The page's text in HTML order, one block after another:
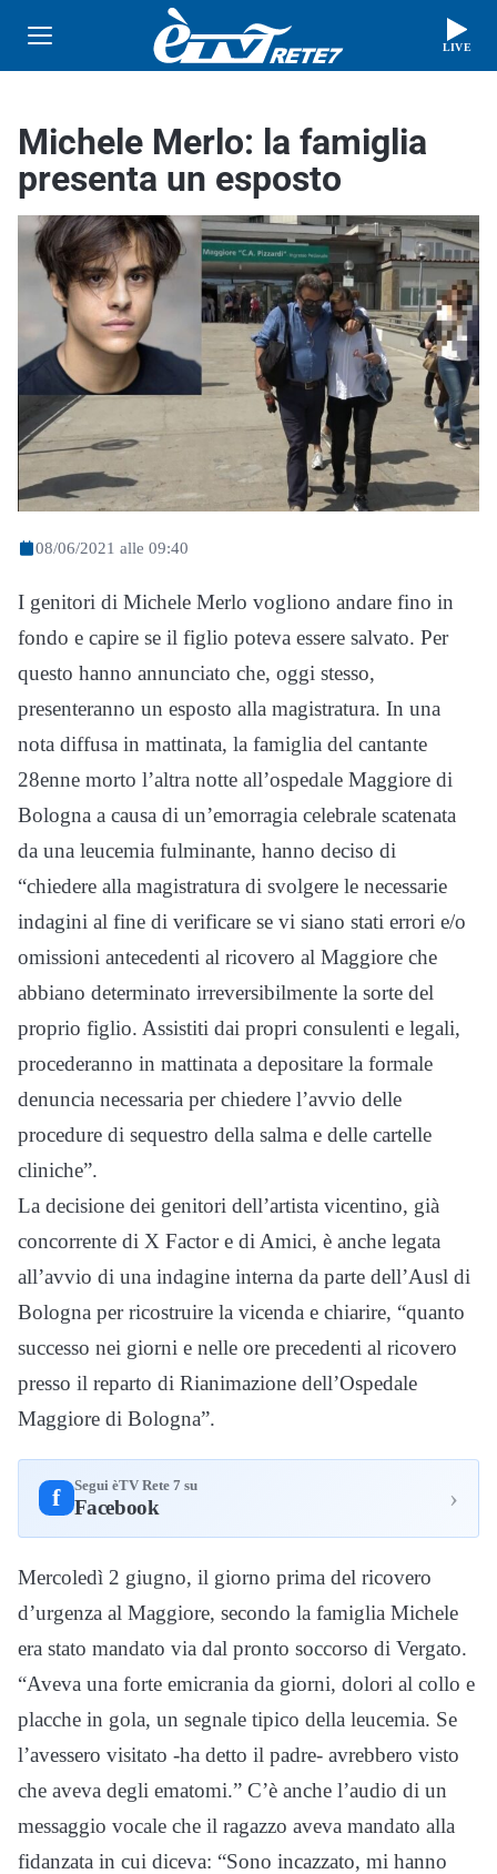
LIVE
Michele Merlo: la famiglia
presenta un esposto
08/06/2021 alle 09:40
I genitori di Michele Merlo vogliono andare fino in
fondo e capire se il figlio poteva essere salvato. Per
questo hanno annunciato che, oggi stesso,
presenteranno un esposto alla magistratura. In una
nota diffusa in mattinata, la famiglia del cantante
28enne morto l’altra notte all’ospedale Maggiore di
Bologna a causa di un’emorragia celebrale scatenata
da una leucemia fulminante, hanno deciso di
“chiedere alla magistratura di svolgere le necessarie
indagini al fine di verificare se vi siano stati errori e/o
omissioni antecedenti al ricovero al Maggiore che
abbiano determinato irreversibilmente la sorte del
proprio figlio. Assistiti dai propri consulenti e legali,
procederanno in mattinata a depositare la formale
denuncia necessaria per chiedere l’avvio delle
procedure di sequestro della salma e delle cartelle
cliniche”.
La decisione dei genitori dell’artista vicentino, già
concorrente di X Factor e di Amici, è anche legata
all’avvio di una indagine interna da parte dell’Ausl di
Bologna per ricostruire la vicenda e chiarire, “quanto
successo nei giorni e nelle ore precedenti al ricovero
presso il reparto di Rianimazione dell’Ospedale
Maggiore di Bologna”.
f Segui èTV Rete 7 su
Facebook ›
Mercoledì 2 giugno, il giorno prima del ricovero
d’urgenza al Maggiore, secondo la famiglia Michele
era stato mandato via dal pronto soccorso di Vergato.
“Aveva una forte emicrania da giorni, dolori al collo e
placche in gola, un segnale tipico della leucemia. Se
l’avessero visitato -ha detto il padre- avrebbero visto
che aveva degli ematomi.” C’è anche l’audio di un
messaggio vocale che il ragazzo aveva mandato alla
fidanzata in cui diceva: “Sono incazzato, mi hanno